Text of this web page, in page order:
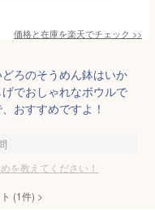
価格と在庫を楽天でチェック >>
ろのそうめん鉢はいか
でおしゃれなボウルで
おすすめですよ！
を教えてください！
(1件) >